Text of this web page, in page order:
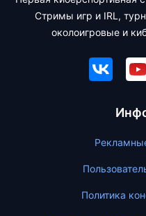
Стримы игр и IRL,
околоигровые и
Политика